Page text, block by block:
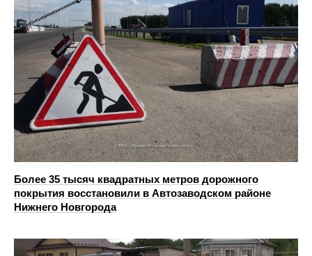
Более 35 тысяч квадратных метров дорожного
покрытия восстановили в Автозаводском районе
Нижнего Новгорода